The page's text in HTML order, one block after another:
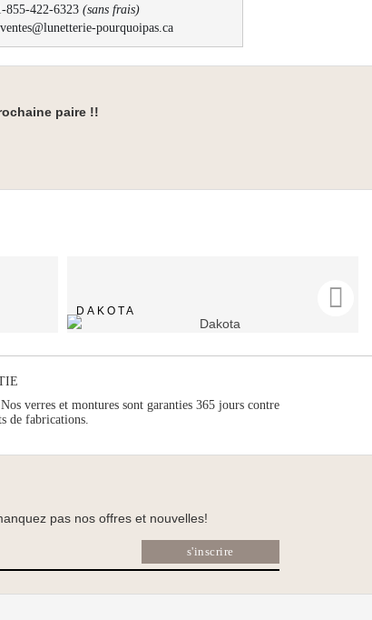
855-422-6323 (sans frais)
pourquoipas.ca
paire !!
DAKOTA
Nos verres et montures sont garanties 365 jours contre
de fabrications.
pas nos offres et nouvelles!
s'inscrire